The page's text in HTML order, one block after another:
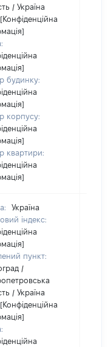
/ Україна
[Конфіденційна
будинку:
корпусу:
квартири:
Україна
індекс:
пункт:
/
/ Україна
[Конфіденційна